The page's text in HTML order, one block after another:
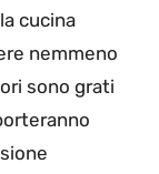
cucina
nemmeno
sono grati